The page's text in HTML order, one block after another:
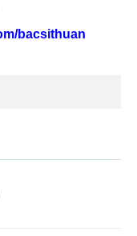
bacsithuan